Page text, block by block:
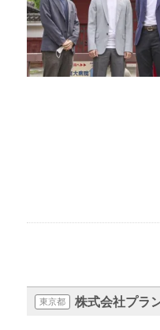
東京都 株式会社プラ